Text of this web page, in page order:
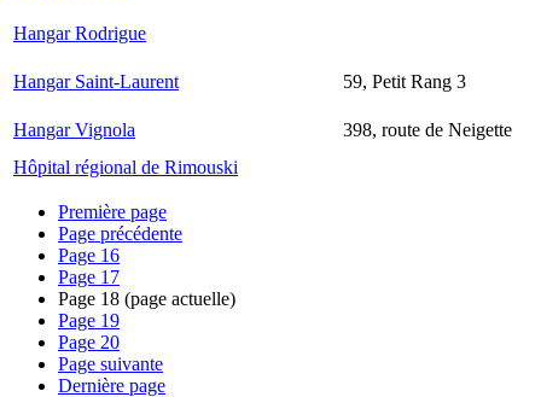
Hangar Rodrigue
Hangar Saint-Laurent 59, Petit Rang 3
Hangar Vignola
398, route de Neigette
Hôpital régional de Rimouski
Première page
Page précédente
Page 16
Page 17
Page 18 (page actuelle)
Page 19
Page 20
Page suivante
Dernière page